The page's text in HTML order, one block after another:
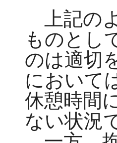
上記の
ものとし
のは適切
において
休憩時間
ない状況